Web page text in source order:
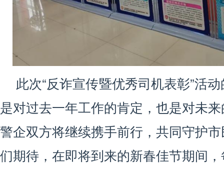
此次“反诈宣传暨优秀司机表彰”活
是对过去一年工作的肯定，也是对未
警企双方将继续携手前行，共同守护
们期待，在即将到来的新春佳节期间